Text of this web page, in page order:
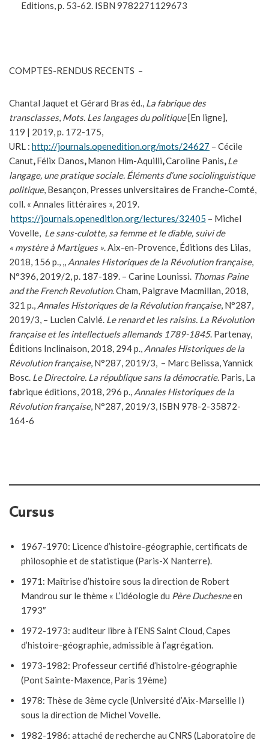
Editions, p. 53-62. ISBN 9782271129673
COMPTES-RENDUS RECENTS –
Chantal Jaquet et Gérard Bras éd.,
La fabrique des
transclasses, Mots. Les langages du politique[En ligne],
119 | 2019, p. 172-175,
URL : http://journals.openedition.org/mots/24627 – Cécile
Canut, Félix Danos, Manon Him-Aquilli,Caroline Panis, Le
langage, une pratique sociale. Éléments d’une sociolinguistique
politique, Besançon, Presses universitaires de Franche-Comté,
coll. « Annales littéraires », 2019.
https://journals.openedition.org/lectures/32405 – Michel
Vovelle,
Le sans-culotte, sa femme et le diable, suivi de
« mystère à Martigues » . Aix-en-Provence, Éditions des Lilas,
2018, 156 p., ,, Annales Historiques de la Révolution française,
N°396, 2019/2, p. 187-189. – Carine Lounissi. Thomas Paine
and the French Revolution. Cham, Palgrave Macmillan, 2018,
321 p., Annales Historiques de la Révolution française, N°287,
2019/3, – Lucien Calvié. Le renard et les raisins. La Révolution
française et les intellectuels allemands 1789-1845. Partenay,
Éditions Inclinaison, 2018, 294 p., Annales Historiques de la
Révolution française, N°287, 2019/3, – Marc Belissa, Yannick
Bosc. Le Directoire. La république sans la démocratie. Paris, La
fabrique éditions, 2018, 296 p., Annales Historiques de la
Révolution française, N°287, 2019/3, ISBN 978-2-35872-
164-6
Cursus
1967-1970: Licence d’histoire-géographie, certificats de
philosophie et de statistique (Paris-X Nanterre).
1971: Maîtrise d’histoire sous la direction de Robert
Mandrou sur le thème « L’idéologie du Père Duchesneen
1793″
1972-1973: auditeur libre à l’ENS Saint Cloud, Capes
d’histoire-géographie, admissible à l’agrégation.
1973-1982: Professeur certifié d’histoire-géographie
(Pont Sainte-Maxence, Paris 19ème)
1978: Thèse de 3ème cycle (Université d’Aix-Marseille I)
sous la direction de Michel Vovelle.
1982-1986: attaché de recherche au CNRS (Laboratoire de